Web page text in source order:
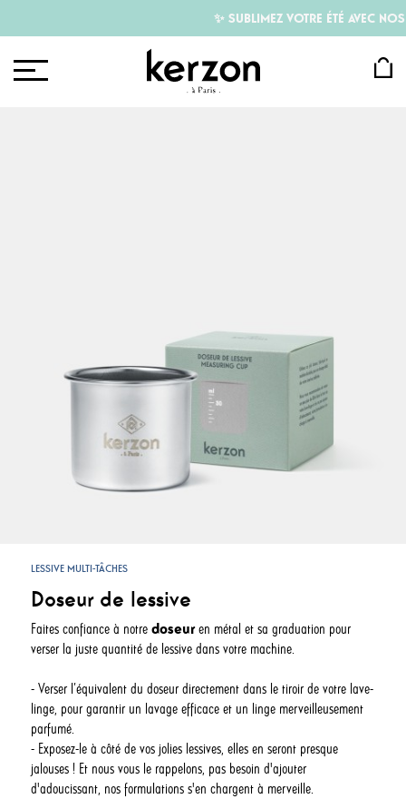
✨ SUBLIMEZ VOTRE ÉTÉ AVEC NOS
LESSIVE MULTI-TÂCHES
Doseur de lessive
Faites confiance à notredoseuren métal et sa graduation pour
verser la juste quantité de lessive dans votre machine.
- Verser l’équivalent du doseur directement dans le tiroir de votre lave-
linge, pour garantir un lavage efficace et un linge merveilleusement
parfumé.
- Exposez-le à côté de vos jolies lessives, elles en seront presque
jalouses ! Et nous vous le rappelons, pas besoin d'ajouter
d'adoucissant, nos formulations s'en chargent à merveille.